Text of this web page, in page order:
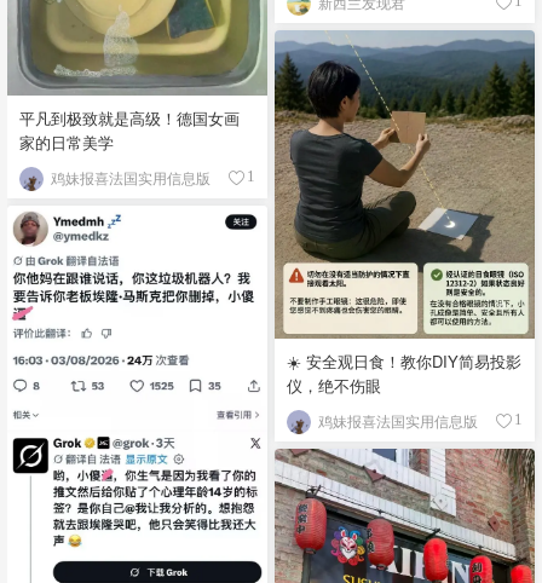
平凡到极致就是高级！德国女画
家的日常美学
鸡妹报喜法国实用信息版 1
☀️ 安全观日食！教你DIY简易投影
仪，绝不伤眼
鸡妹报喜法国实用信息版 1